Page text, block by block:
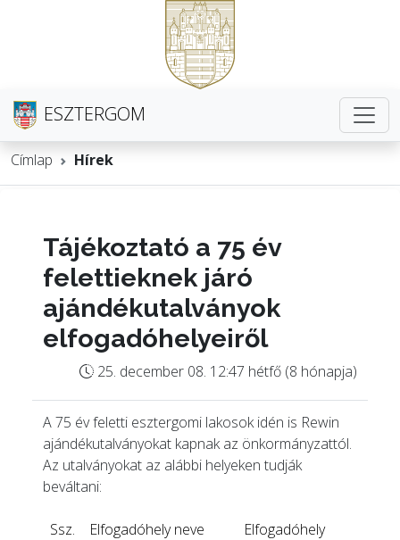
ESZTERGOM
Címlap Hírek
Tájékoztató a 75 év
felettieknek járó
ajándékutalványok
elfogadóhelyeiről
25. december 08. 12:47 hétfő (8 hónapja)
A 75 év feletti esztergomi lakosok idén is Rewin
ajándékutalványokat kapnak az önkormányzattól.
Az utalványokat az alábbi helyeken tudják
beváltani:
Ssz. Elfogadóhely neve
Elfogadóhely